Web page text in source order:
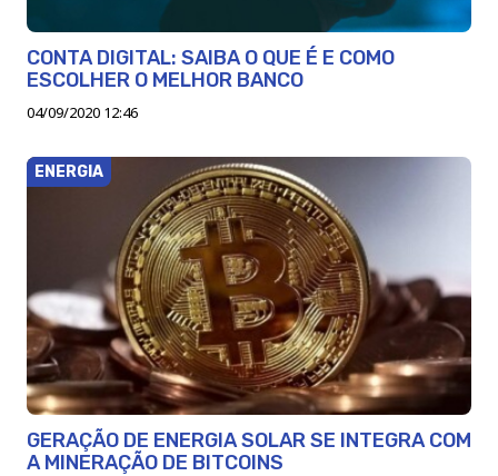
CONTA DIGITAL: SAIBA O QUE É E COMO
ESCOLHER O MELHOR BANCO
04/09/2020 12:46
ENERGIA
GERAÇÃO DE ENERGIA SOLAR SE INTEGRA COM
A MINERAÇÃO DE BITCOINS